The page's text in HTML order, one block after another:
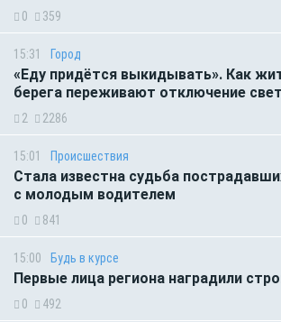
0 359
15:31 Город
«Еду придётся выкидывать». Как
берега переживают отключение
2 2286
15:01 Происшествия
Стала известна судьба
с молодым водителем
0 841
15:00 Будь в курсе
Первые лица региона наградили
0 492